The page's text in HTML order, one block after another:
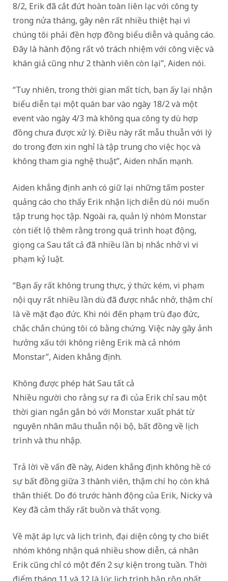
8/2, Erik đã cắt đứt hoàn toàn liên lạc với công ty
trong nửa tháng, gây nên rất nhiều thiệt hại vì
chúng tôi phải đền hợp đồng biểu diễn và quảng cáo.
Đây là hành động rất vô trách nhiệm với công việc và
khán giả cũng như 2 thành viên còn lại”, Aiden nói.
“Tuy nhiên, trong thời gian mất tích, bạn ấy lại nhận
biểu diễn tại một quán bar vào ngày 18/2 và một
event vào ngày 4/3 mà không qua công ty dù hợp
đồng chưa được xử lý. Điều này rất mẫu thuẫn với lý
do trong đơn xin nghỉ là tập trung cho việc học và
không tham gia nghệ thuật”, Aiden nhấn mạnh.
Aiden khẳng định anh có giữ lại những tấm poster
quảng cáo cho thấy Erik nhận lịch diễn dù nói muốn
tập trung học tập. Ngoài ra, quản lý nhóm Monstar
còn tiết lộ thêm rằng trong quá trình hoạt động,
giọng ca Sau tất cả đã nhiều lần bị nhắc nhở vì vi
phạm kỷ luật.
“Bạn ấy rất không trung thực, ý thức kém, vi phạm
nội quy rất nhiều lần dù đã được nhắc nhở, thậm chí
là về mặt đạo đức. Khi nói đến phạm trù đạo đức,
chắc chắn chúng tôi có bằng chứng. Việc này gây ảnh
hưởng xấu tới không riêng Erik mà cả nhóm
Monstar”, Aiden khẳng định.
Không được phép hát Sau tất cả
Nhiều người cho rằng sự ra đi của Erik chỉ sau một
thời gian ngắn gắn bó với Monstar xuất phát từ
nguyên nhân mâu thuẫn nội bộ, bất đồng về lịch
trình và thu nhập.
Trả lời về vấn đề này, Aiden khẳng định không hề có
sự bất đồng giữa 3 thành viên, thậm chí họ còn khá
thân thiết. Do đó trước hành động của Erik, Nicky và
Key đã cảm thấy rất buồn và thất vọng.
Về mặt áp lực và lịch trình, đại diện công ty cho biết
nhóm không nhận quá nhiều show diễn, cá nhân
Erik cũng chỉ có một đến 2 sự kiện trong tuần. Thời